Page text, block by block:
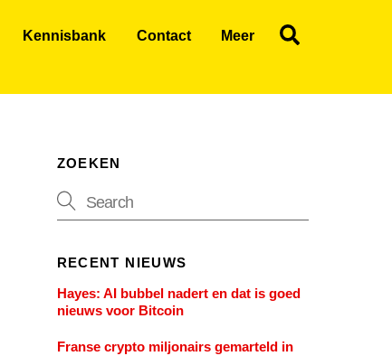
Kennisbank Contact Meer
ZOEKEN
RECENT NIEUWS
Hayes: AI bubbel nadert en dat is goed
nieuws voor Bitcoin
Franse crypto miljonairs gemarteld in